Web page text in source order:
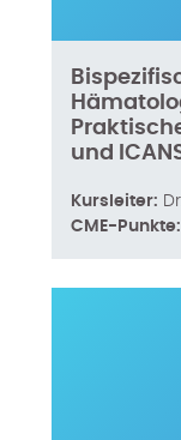
und
Kursleiter:
CME-Punkte: